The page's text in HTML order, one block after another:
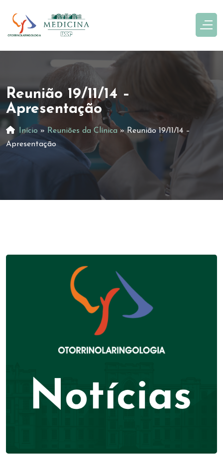
Reunião 19/11/14 –
Apresentação
Início » Reuniões da Clínica »Reunião 19/11/14 –
Apresentação